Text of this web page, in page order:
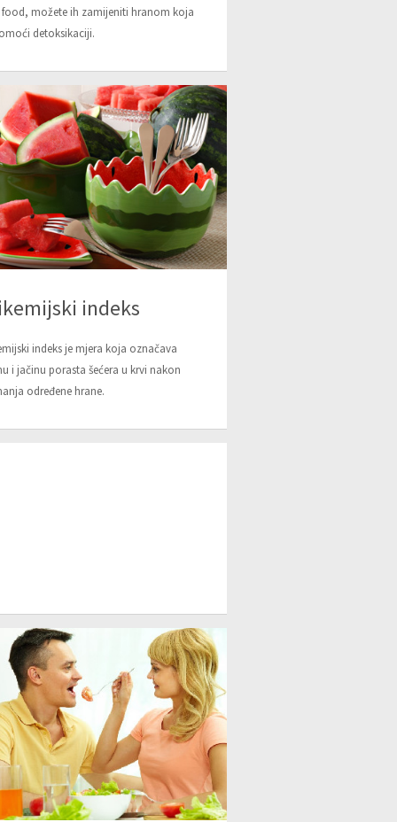
food, možete ih zamijeniti hranom koja
detoksikaciji.
indeks
indeks je mjera koja označava
i jačinu porasta šećera u krvi nakon
određene hrane.